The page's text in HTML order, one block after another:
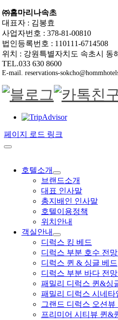
㈜홈마리나속초
대표자 : 김봉효
사업자번호 : 378-81-00810
법인등록번호 : 110111-6714508
위치 : 강원특별자치도 속초시 동
TEL.033 630 8600
E-mail. reservations-
페이지 로드 링크
호텔소개
브랜드소개
대표 인사말
총지배인 인사말
호텔이용정책
위치안내
객실안내
디럭스 킹 베드
디럭스 부분 호수 전
디럭스 퀸 & 싱글 베드
디럭스 부분 바다 전
패밀리 디럭스 퀸&싱
패밀리 디럭스 시네타
그랜드 디럭스 오션뷰
프리미어 시티뷰 퀸&